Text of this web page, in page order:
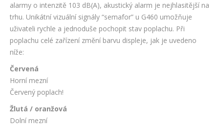
alarmy o intenzitě 103 dB(A), akustický alarm je nejhlasitější na
trhu. Unikátní vizuální signály “semafor” u G460 umožňuje
uživateli rychle a jednoduše pochopit stav poplachu. Při
poplachu celé zařízení změní barvu displeje, jak je uvedeno
níže:
Červená
Horní mezní
Červený poplach!
Žlutá / oranžová
Dolní mezní